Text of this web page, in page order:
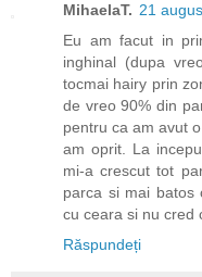
MihaelaT. 21
Eu am facut in
inghinal (dupa
tocmai hairy prin
de vreo 90% din
pentru ca am avut
am oprit. La
mi-a crescut tot
parca si mai batos
cu ceara si nu cred
Răspundeți